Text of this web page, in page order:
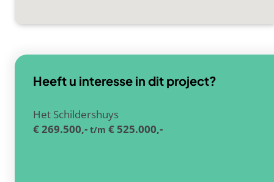
Heeft u interesse in dit project?
Het Schildershuys
€ 269.500,- t/m € 525.000,-